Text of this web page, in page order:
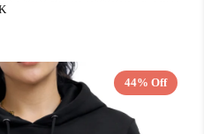
44% Off